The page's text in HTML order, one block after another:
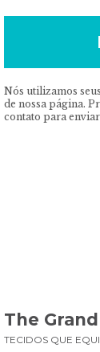
Nós utilizamos
de nossa página.
contato para
The
TECIDOS QUE